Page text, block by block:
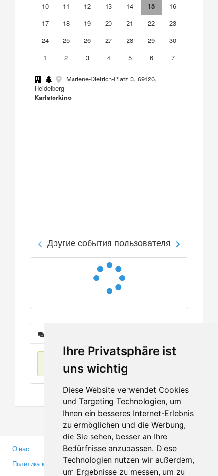
Ihre Privatsphäre ist
uns wichtig
Diese Website verwendet Cookies
und Targeting Technologien, um
Ihnen ein besseres Internet-Erlebnis
zu ermöglichen und die Werbung,
die Sie sehen, besser an Ihre
Bedürfnisse anzupassen. Diese
Technologien nutzen wir außerdem,
um Ergebnisse zu messen, um zu
10
11 12 13 14 15
16
17
18 19 20 21 22
23
24
25 26 27 28 29
30
1
2 3 4 5 6 7
Marlene-Dietrich-Platz 3, 69126,
Heidelberg
Karlstorkino
Другие события пользователя
Нет данных
О нас
Политика конфиденциальности
Партнерам
Инвесторам